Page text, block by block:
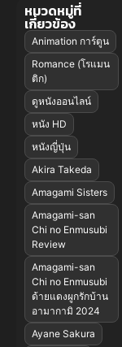
หมวดหมู่ที่
เกี่ยวข้อง
Animation การ์ตูน
Romance (โรแมน
ติก)
ดูหนังออนไลน์
หนัง HD
หนังญี่ปุ่น
Akira Takeda
Amagami Sisters
Amagami-san
Chi no Enmusubi
Review
Amagami-san
Chi no Enmusubi
ด้ายแดงผูกรักบ้าน
อามากามิ 2024
Ayane Sakura